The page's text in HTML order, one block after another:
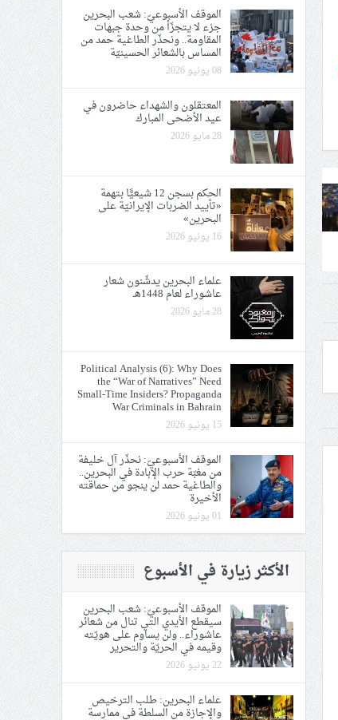
الموقف الأسبوعيّ: شعب البحرين
جزء لا يتجزّأ من وحدة جبهات
المقاومة.. ونحذّر الطاغية حمد من
المساس بالشعائر الحسينيّة
08 يونيو 2026
المعتقلون والشهداء حاضرون في
عيد الأضحى المبارك
28 مايو 2026
الحكم بسجن 12 شيعيًّا بتهمة
«تأييد الضربات الإيرانيّة على
البحرين»
16 يونيو 2026
علماء البحرين يدشّنون شعار
عاشوراء لعام 1448هـ
28 مايو 2026
Political Analysis (6): Why Does
the “War of Narratives” Need
Small-Time Insiders? Propaganda
War Criminals in Bahrain
15 يونيو 2026
الموقف الأسبوعيّ: نحذّر آل خليفة
من مغبّة حرب الإبادة في البحرين..
والطاغية حمد لن ينجو من حماقته
الأخيرة
01 يونيو 2026
الأكثر زيارة في الأسبوع
الموقف الأسبوعيّ: شعب البحرين
سيقطع الأيدي التي تنال من شعائر
عاشوراء.. ولن يساوم على هويّته
وقيمه في الحريّة والتحرير
22 يونيو 2026
علماء البحرين: طلب الترخيص
والإجازة من السلطة في ممارسة